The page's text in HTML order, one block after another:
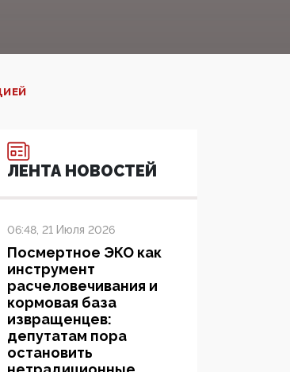
ЛЕНТА НОВОСТЕЙ
06:48, 21 Июля 2026
Посмертное ЭКО как
инструмент
расчеловечивания и
кормовая база
извращенцев:
депутатам пора
остановить